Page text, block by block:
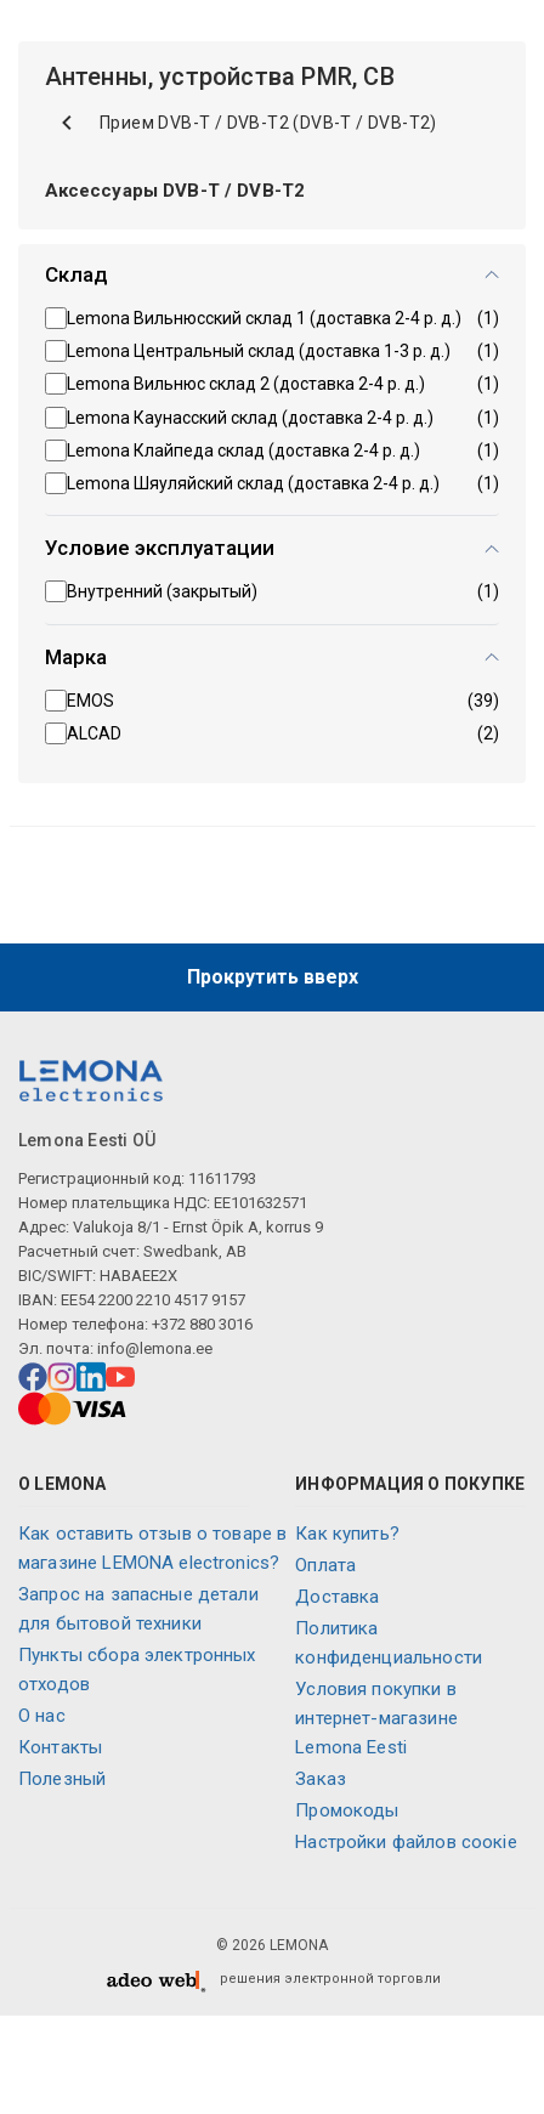
Антенны, устройства PMR, CB
Прием DVB-T / DVB-T2 (DVB-T / DVB-T2)
Аксессуары DVB-T / DVB-T2
Склад
Lemona Вильнюсский склад 1 (доставка 2-4 р. д.)
(1)
Lemona Центральный склад (доставка 1-3 р. д.)
(1)
Lemona Вильнюс склад 2 (доставка 2-4 р. д.)
(1)
Lemona Каунасский склад (доставка 2-4 р. д.)
(1)
Lemona Клайпеда склад (доставка 2-4 р. д.)
(1)
Lemona Шяуляйский склад (доставка 2-4 р. д.)
(1)
Условие эксплуатации
Внутренний (закрытый) (1)
Марка
EMOS
(39)
ALCAD
(2)
Прокрутить вверх
Lemona Eesti OÜ
Регистрационный код: 11611793
Номер плательщика НДС: EE101632571
Адрес: Valukoja 8/1 - Ernst Öpik A, korrus 9
Расчетный счет: Swedbank, AB
BIC/SWIFT: HABAEE2X
IBAN: EE54 2200 2210 4517 9157
Номер телефона: +372 880 3016
Эл. почта: info@lemona.ee
О LEMONA
Как оставить отзыв о товаре в
магазине LEMONA electronics?
Запрос на запасные детали
для бытовой техники
Пункты сбора электронных
отходов
О нас
Контакты
Полезный
ИНФОРМАЦИЯ О ПОКУПКЕ
Как купить?
Оплата
Доставка
Политика
конфиденциальности
Условия покупки в
интернет-магазине
Lemona Eesti
Заказ
Промокоды
Настройки файлов соокіе
© 2026 LEMONA
решения электронной торговли